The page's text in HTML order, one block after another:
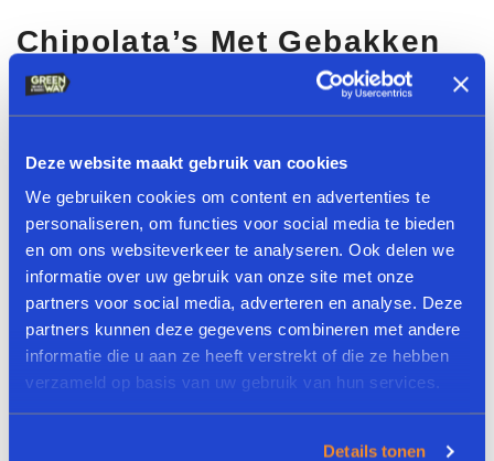
Deze website maakt gebruik van cookies
We gebruiken cookies om content en advertenties te
personaliseren, om functies voor social media te bieden
en om ons websiteverkeer te analyseren. Ook delen we
informatie over uw gebruik van onze site met onze
partners voor social media, adverteren en analyse. Deze
partners kunnen deze gegevens combineren met andere
informatie die u aan ze heeft verstrekt of die ze hebben
verzameld op basis van uw gebruik van hun services.
Details tonen
Chipolata’s Met Gebakken
Aardappeltjes, Erwtjes En